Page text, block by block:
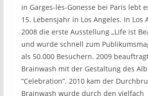
in Garges-lès-Gonesse bei Paris lebt
15. Lebensjahr in Los Angeles. In Los
2008 die erste Ausstellung „Life ist
und wurde schnell zum
als 50.000 Besuchern. 2009
Brainwash mit der Gestaltung des
“Celebration”. 2010 kam der
Brainwash wurde durch den vielfach